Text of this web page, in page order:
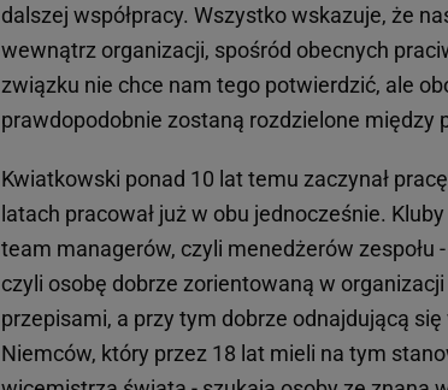
dalszej współpracy. Wszystko wskazuje, że
wewnątrz organizacji, spośród obecnych
związku nie chce nam tego potwierdzić, ale
prawdopodobnie zostaną rozdzielone między
Kwiatkowski ponad 10 lat temu zaczynał
latach pracował już w obu jednocześnie.
team managerów, czyli menedżerów
czyli osobę dobrze zorientowaną w
przepisami, a przy tym dobrze odnajdującą
Niemców, który przez 18 lat mieli na tym